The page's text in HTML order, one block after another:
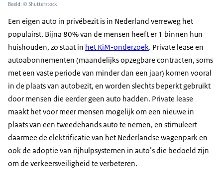
Beeld: © Shutterstock
Een eigen auto in privébezit is in Nederland verreweg het
populairst. Bijna 80% van de mensen heeft er 1 binnen hun
huishouden, zo staat in het KiM-onderzoek. Private lease en
autoabonnementen (maandelijks opzegbare contracten, soms
met een vaste periode van minder dan een jaar) komen vooral
in de plaats van autobezit, en worden slechts beperkt gebruikt
door mensen die eerder geen auto hadden. Private lease
maakt het voor meer mensen mogelijk om een nieuwe in
plaats van een tweedehands auto te nemen, en stimuleert
daarmee de elektrificatie van het Nederlandse wagenpark en
ook de adoptie van rijhulpsystemen in auto’s die bedoeld zijn
om de verkeersveiligheid te verbeteren.